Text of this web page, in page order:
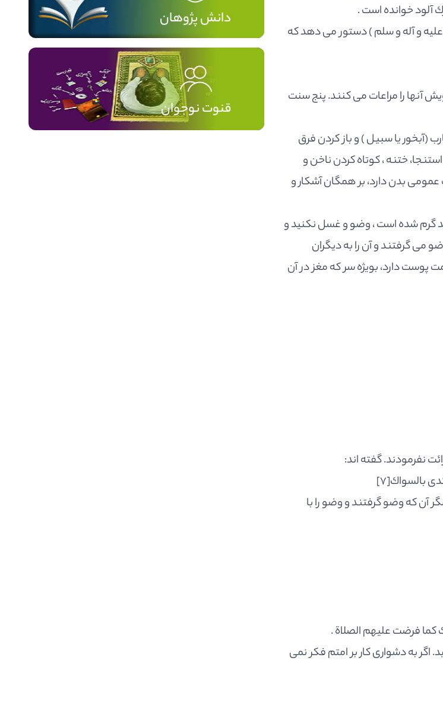
آلود خوانده است .
عليه و آله و سلم ) دستور مى دهد كه
از پيامبر خويش آنها را مراعات مى كنند. پنج سنت
(آبخور يا سبيل ) و باز كردن فرق
ختنه ، كوتاه كردن ناخن و
عمومى بدن دارد، بر همگان آشكار و
گرم شده است ، وضو و غسل نكنيد و
مى گرفتند و آن را به ديگران
پوست دارد، بويژه سر كه مغز در آن
نفرمودند. گفته اند:
بالسواك[7]
آن كه وضو گرفتند و وضو را با
كما فرضت عليهم الصلاة .
به دشوارى كار بر امتم فكر نمى
دانش پژوهان
قنوت نوجوان